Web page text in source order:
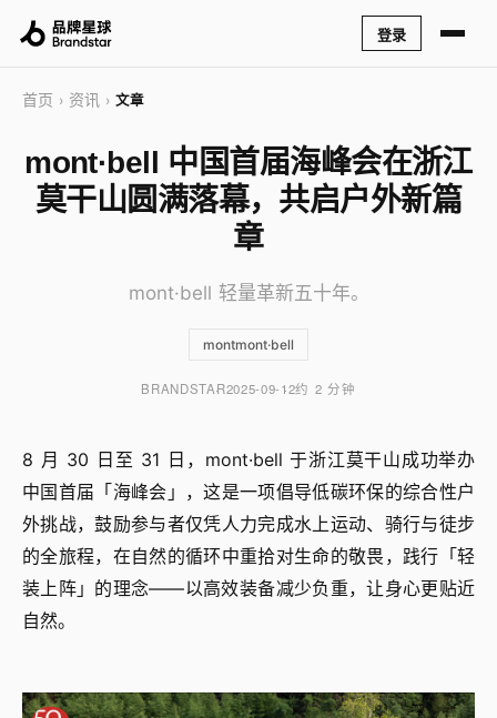
登录
首页 › 资讯 › 文章
mont·bell 中国首届海峰会在浙江
莫干山圆满落幕，共启户外新篇
章
mont·bell 轻量革新五十年。
montmont·bell
BRANDSTAR2025-09-12约 2 分钟
8 月 30 日至 31 日，mont·bell 于浙江莫干山成功举办
中国首届「海峰会」，这是一项倡导低碳环保的综合性户
外挑战，鼓励参与者仅凭人力完成水上运动、骑行与徒步
的全旅程，在自然的循环中重拾对生命的敬畏，践行「轻
装上阵」的理念——以高效装备减少负重，让身心更贴近
自然。